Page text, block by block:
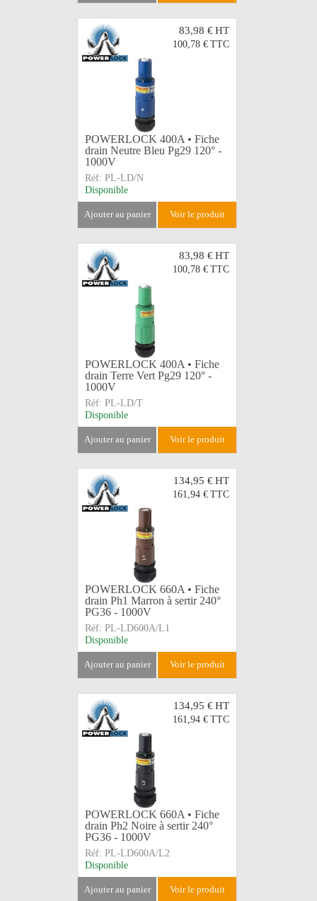
83,98 €HT
100,78 € TTC
POWERLOCK 400A • Fiche
drain Neutre Bleu Pg29 120° -
1000V
Réf: PL-LD/N
Disponible
ajouter au panier voir le produit
83,98 €HT
100,78 € TTC
POWERLOCK 400A • Fiche
drain Terre Vert Pg29 120° -
1000V
Réf: PL-LD/T
Disponible
ajouter au panier voir le produit
134,95 €HT
161,94 € TTC
POWERLOCK 660A • Fiche
drain Ph1 Marron à sertir 240°
PG36 - 1000V
Réf: PL-LD600A/L1
Disponible
ajouter au panier voir le produit
134,95 €HT
161,94 € TTC
POWERLOCK 660A • Fiche
drain Ph2 Noire à sertir 240°
PG36 - 1000V
Réf: PL-LD600A/L2
Disponible
ajouter au panier voir le produit